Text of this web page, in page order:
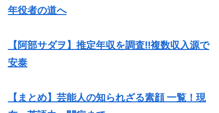
年役者の道へ
【阿部サダヲ】推定年収を調査!!複数収入源で
安泰
【まとめ】芸能人の知られざる素顔 一覧！現